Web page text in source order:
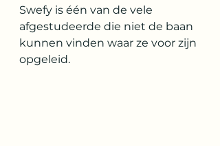
Swefy is één van de vele
afgestudeerde die niet de baan
kunnen vinden waar ze voor zijn
opgeleid.